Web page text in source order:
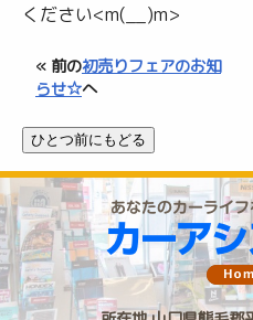
ください<m(__)m>
« 前の初売りフェアのお知
らせ☆へ